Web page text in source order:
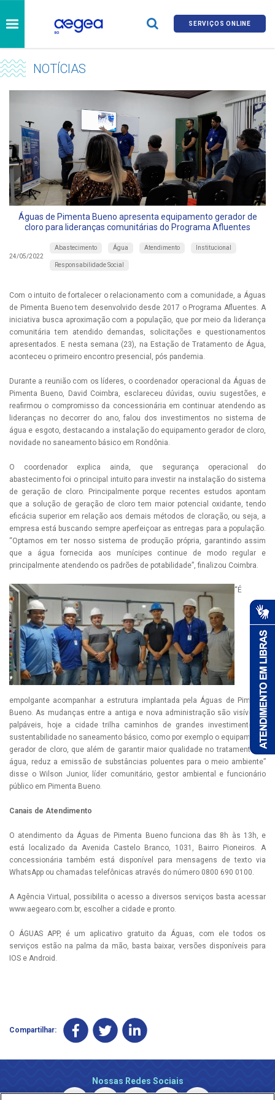
SERVIÇOS ONLINE
NOTÍCIAS
Águas de Pimenta Bueno apresenta equipamento gerador de
cloro para lideranças comunitárias do Programa Afluentes
24/05/2022
Abastecimento Água Atendimento Institucional
Responsabilidade Social
Com o intuito de fortalecer o relacionamento com a comunidade, a Águas
de Pimenta Bueno tem desenvolvido desde 2017 o Programa Afluentes. A
iniciativa busca aproximação com a população, que por meio da liderança
comunitária tem atendido demandas, solicitações e questionamentos
apresentados. E nesta semana (23), na Estação de Tratamento de Água,
aconteceu o primeiro encontro presencial, pós pandemia.
Durante a reunião com os líderes, o coordenador operacional da Águas de
Pimenta Bueno, David Coimbra, esclareceu dúvidas, ouviu sugestões, e
reafirmou o compromisso da concessionária em continuar atendendo as
lideranças no decorrer do ano, falou dos investimentos no sistema de
água e esgoto, destacando a instalação do equipamento gerador de cloro,
novidade no saneamento básico em Rondônia.
O coordenador explica ainda, que segurança operacional do
abastecimento foi o principal intuito para investir na instalação do sistema
de geração de cloro. Principalmente porque recentes estudos apontam
que a solução de geração de cloro tem maior potencial oxidante, tendo
eficácia superior em relação aos demais métodos de cloração, ou seja, a
empresa está buscando sempre aperfeiçoar as entregas para a população.
“Optamos em ter nosso sistema de produção própria, garantindo assim
que a água fornecida aos munícipes continue de modo regular e
principalmente atendendo os padrões de potabilidade”, finalizou Coimbra.
“É
empolgante acompanhar a estrutura implantada pela Águas de Pimenta
Bueno. As mudanças entre a antiga e nova administração são visíveis e
palpáveis, hoje a cidade trilha caminhos de grandes investimentos e
sustentabilidade no saneamento básico, como por exemplo o equipamento
gerador de cloro, que além de garantir maior qualidade no tratamento de
água, reduz a emissão de substâncias poluentes para o meio ambiente”
disse o Wilson Junior, líder comunitário, gestor ambiental e funcionário
público em Pimenta Bueno.
Canais de Atendimento
O atendimento da Águas de Pimenta Bueno funciona das 8h às 13h, e
está localizado da Avenida Castelo Branco, 1031, Bairro Pioneiros. A
concessionária também está disponível para mensagens de texto via
WhatsApp ou chamadas telefônicas através do número 0800 690 0100.
A Agência Virtual, possibilita o acesso a diversos serviços basta acessar
www.aegearo.com.br, escolher a cidade e pronto.
O ÁGUAS APP, é um aplicativo gratuito da Águas, com ele todos os
serviços estão na palma da mão, basta baixar, versões disponíveis para
IOS e Android.
Compartilhar:
Nossas Redes Sociais